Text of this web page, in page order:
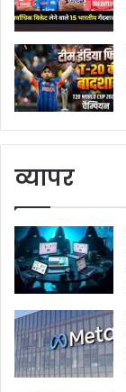
व्यापर